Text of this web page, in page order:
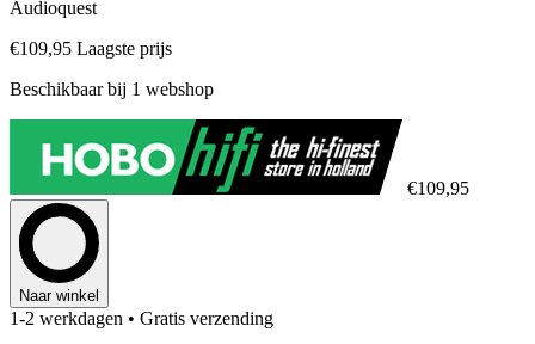
Audioquest
€109,95 Laagste prijs
Beschikbaar bij 1 webshop
€109,95
Naar winkel
1-2 werkdagen • Gratis verzending